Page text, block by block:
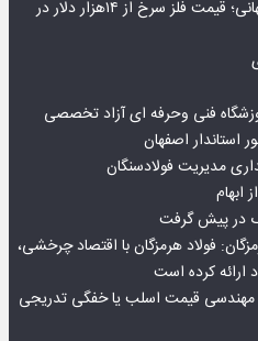
تداوم صعود مس در بازارهای جهانی؛ قیمت فلز سرخ از ۱۴هزار دلار در
فنی وحرفه ای آزاد تخصصی
استاندار اصفهان
مدیریت فولادسنگان
ابهام
در پیش گرفت
فولاد هرمزگان با اقتصاد چرخشی،
ارائه کرده است
۱۶۳۰۰ بورس کالا؛ مهندسی قیمت اسلب یا خفگی تدریجی